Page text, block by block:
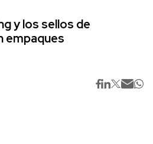
y los sellos de
empaques